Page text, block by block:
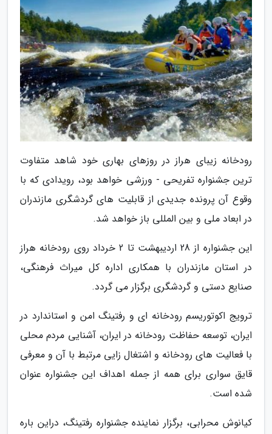
رودخانه زیبای هراز در روزهای بهاری خود شاهد متفاوت
ترین جشنواره تفریحی - ورزشی خواهد بود، رویدادی که با
وقوع آن پرونده جدیدی از قابلیت های گردشگری مازندران
در ابعاد ملی و بین المللی باز خواهد شد.
این جشنواره از 28 اردیبهشت تا 2 خرداد روی رودخانه هراز
در استان مازندران با همکاری اداره کل میراث فرهنگی،
صنایع دستی و گردشگری برگزار می گردد.
ترویج اکوتوریسم رودخانه ای و رفتینگ امن و استاندارد در
ایران، توسعه حفاظت رودخانه در ایران، آشنایی مردم محلی
با فعالیت های رودخانه و اشتغال زایی مرتبط با آن و معرفی
قایق سواری برای همه از جمله اهداف این جشنواره عنوان
شده است.
کیانوش محرابی، برگزار نماینده جشنواره رفتینگ، دراین باره